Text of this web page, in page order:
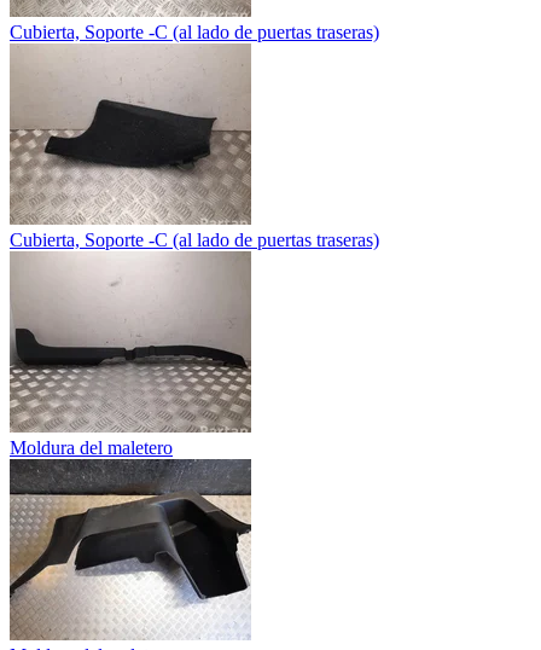
Cubierta, Soporte -C (al lado de puertas traseras)
Cubierta, Soporte -C (al lado de puertas traseras)
Moldura del maletero